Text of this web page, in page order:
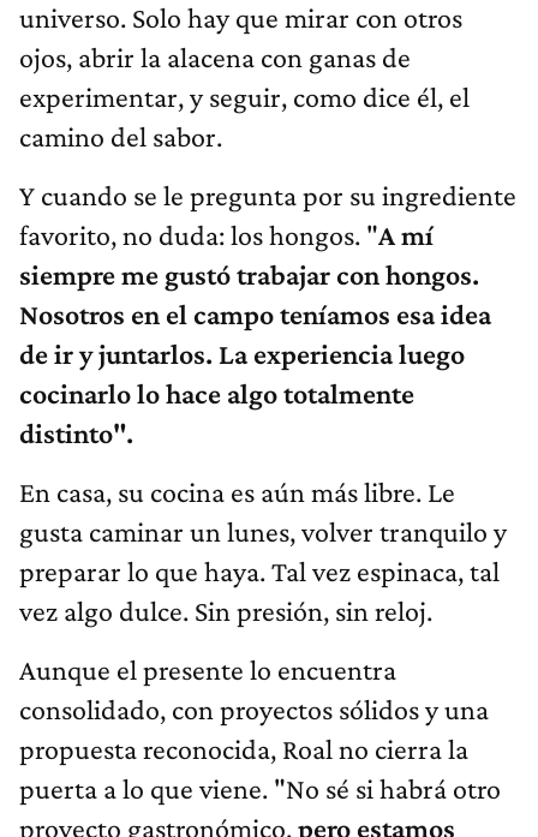
universo. Solo hay que mirar con otros
ojos, abrir la alacena con ganas de
experimentar, y seguir, como dice él, el
camino del sabor.
Y cuando se le pregunta por su ingrediente
favorito, no duda: los hongos. "A mí
siempre me gustó trabajar con hongos.
Nosotros en el campo teníamos esa idea
de ir y juntarlos. La experiencia luego
cocinarlo lo hace algo totalmente
distinto".
En casa, su cocina es aún más libre. Le
gusta caminar un lunes, volver tranquilo y
preparar lo que haya. Tal vez espinaca, tal
vez algo dulce. Sin presión, sin reloj.
Aunque el presente lo encuentra
consolidado, con proyectos sólidos y una
propuesta reconocida, Roal no cierra la
puerta a lo que viene. "No sé si habrá otro
proyecto gastronómico,pero estamos